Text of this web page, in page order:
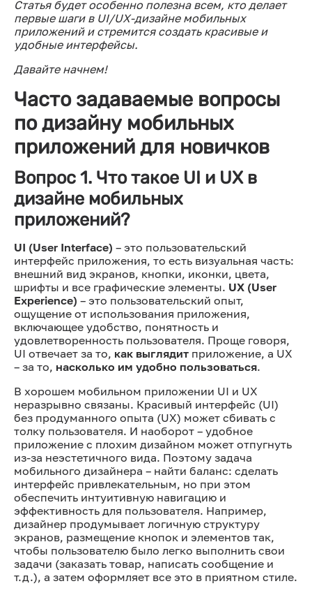
Статья будет особенно полезна всем, кто делает
первые шаги в UI/UX-дизайне мобильных
приложений и стремится создать красивые и
удобные интерфейсы.
Давайте начнем!
Часто задаваемые вопросы
по дизайну мобильных
приложений для новичков
Вопрос 1. Что такое UI и UX в
дизайне мобильных
приложений?
UI (User Interface) – это пользовательский
интерфейс приложения, то есть визуальная часть:
внешний вид экранов, кнопки, иконки, цвета,
шрифты и все графические элементы. UX (User
Experience) – это пользовательский опыт,
ощущение от использования приложения,
включающее удобство, понятность и
удовлетворенность пользователя. Проще говоря,
UI отвечает за то, как выглядит приложение, а UX
– за то, насколько им удобно пользоваться.
В хорошем мобильном приложении UI и UX
неразрывно связаны. Красивый интерфейс (UI)
без продуманного опыта (UX) может сбивать с
толку пользователя. И наоборот – удобное
приложение с плохим дизайном может отпугнуть
из-за неэстетичного вида. Поэтому задача
мобильного дизайнера – найти баланс: сделать
интерфейс привлекательным, но при этом
обеспечить интуитивную навигацию и
эффективность для пользователя. Например,
дизайнер продумывает логичную структуру
экранов, размещение кнопок и элементов так,
чтобы пользователю было легко выполнить свои
задачи (заказать товар, написать сообщение и
т.д.), а затем оформляет все это в приятном стиле.